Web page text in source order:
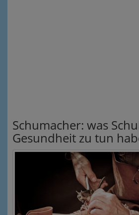
Schumacher: was
Gesundheit zu tun